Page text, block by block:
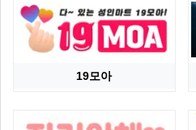
19모아